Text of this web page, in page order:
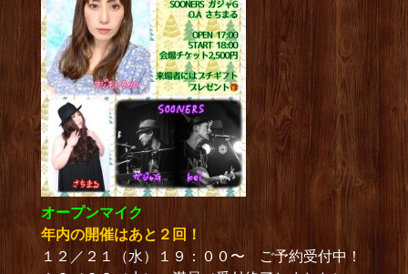
オープンマイク
年内の開催はあと２回！
１２／２１（水）１９：００〜 ご予約受付中！